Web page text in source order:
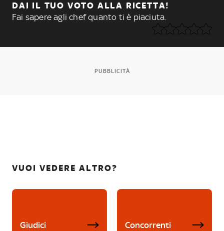
DAI IL TUO VOTO ALLA RICETTA!
Fai sapere agli chef quanto ti è piaciuta.
PUBBLICITÀ
VUOI VEDERE ALTRO?
Giudici Concorrenti